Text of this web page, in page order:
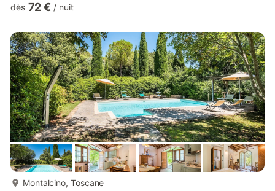
propose un espace extérieur privé avec un jardin, une terrasse
sur la propriété. Un maximum de 2 animaux domestiques est
autorisé moyennant un supplément, mais les chiens doiven...
dès 72 € / nuit
Montalcino, Toscane